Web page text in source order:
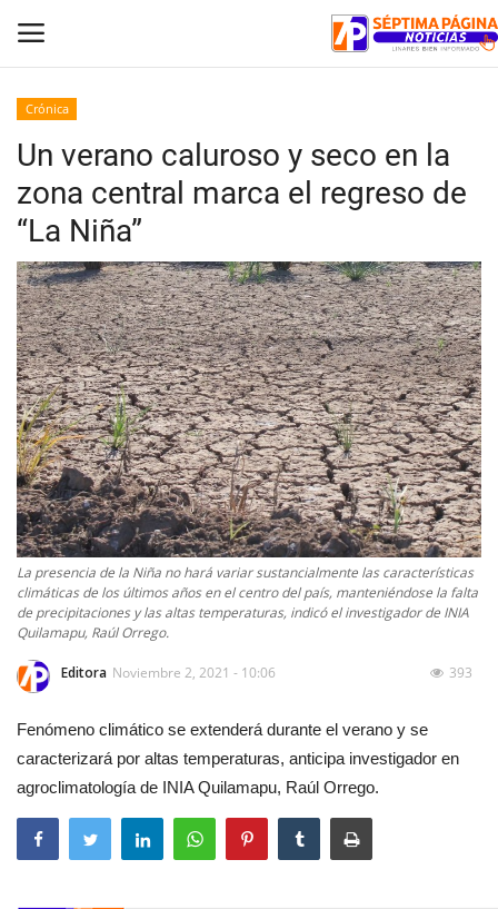
Inicio
Crónica
Policial
Tribunales
Deporte
Política
Espectáculos
Crónica
Un verano caluroso y seco en la
zona central marca el regreso de
“La Niña”
La presencia de la Niña no hará variar sustancialmente las características
climáticas de los últimos años en el centro del país, manteniéndose la falta
de precipitaciones y las altas temperaturas, indicó el investigador de INIA
Quilamapu, Raúl Orrego.
Editora Noviembre 2, 2021 - 10:06 393
Fenómeno climático se extenderá durante el verano y se
caracterizará por altas temperaturas, anticipa investigador en
agroclimatología de INIA Quilamapu, Raúl Orrego.